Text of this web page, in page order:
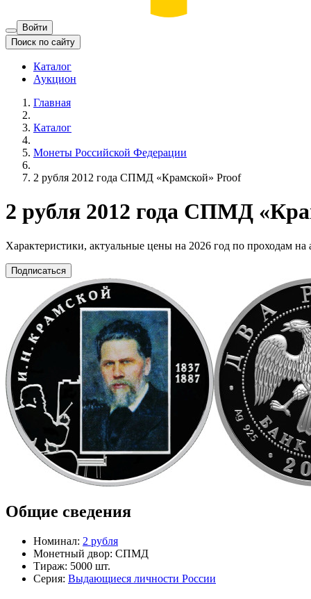
Войти
Поиск по сайту
Каталог
Аукцион
Главная
Каталог
Монеты Российской Федерации
2 рубля 2012 года СПМД «Крамской» Proof
2 рубля 2012 года СПМД
Характеристики, актуальные цены на 2026 год по проходам
Подписаться
Общие сведения
Номинал: 2 рубля
Монетный двор: СПМД
Тираж: 5000 шт.
Серия: Выдающиеся личности России